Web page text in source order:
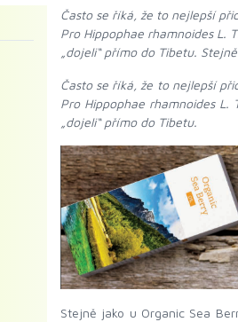
Často se říká, že to nejlepší
Pro Hippophae rhamnoides L.
„dojeli“ přímo do Tibetu.
Často se říká, že to nejlepší
Pro Hippophae rhamnoides
„dojeli“ přímo do Tibetu.
Stejně jako u Organic Sea